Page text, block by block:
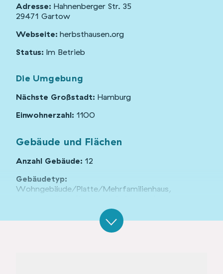
Adresse: Hahnenberger Str. 35
29471 Gartow
Webseite: herbsthausen.org
Status: Im Betrieb
Die Umgebung
Nächste Großstadt: Hamburg
Einwohnerzahl: 1100
Gebäude und Flächen
Anzahl Gebäude: 12
Gebäudetyp:
Wohngebäude/Platte/Mehrfamilienhaus,
Industrieanlagen, Neubau